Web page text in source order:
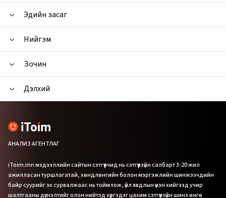
Эдийн засаг
Нийгэм
Зочин
Дэлхий
АНАЛИЗ АГЕНТЛАГ
iToim.mn мэдээллийн сайтын сэтгүүлчид нь сэтгүүлзүйн салбарт 3-20 жил
ажилласан туршлагатай, хөндлөнгийн болон мэргэжлийн шинжээчдийн
байр суурийг эх сурвалжаас нь тоймлож, үйл явдлын үнэн хийгээд учир
шалтгааны дүгнэлтийг олон нийтэд хүргэдэг цахим сэтгүүлзүйн шинэ өнгө